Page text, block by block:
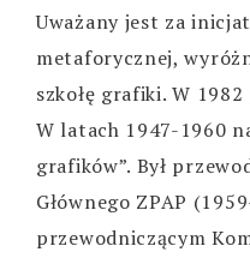
Uważany jest za
metaforycznej,
szkołę grafiki. W
W latach 1947-1960
grafików”. Był
Głównego ZPAP
przewodniczącym